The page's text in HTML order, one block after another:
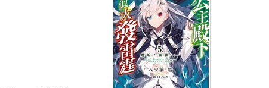
NT$210 90折 NT$189 (USD6.27)